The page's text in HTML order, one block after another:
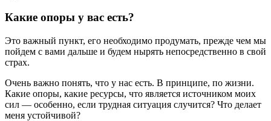
Какие опоры у вас есть?
Это важный пункт, его необходимо продумать, прежде чем мы
пойдем с вами дальше и будем нырять непосредственно в свой
страх.
Очень важно понять, что у нас есть. В принципе, по жизни.
Какие опоры, какие ресурсы, что является источником моих
сил — особенно, если трудная ситуация случится? Что делает
меня устойчивой?